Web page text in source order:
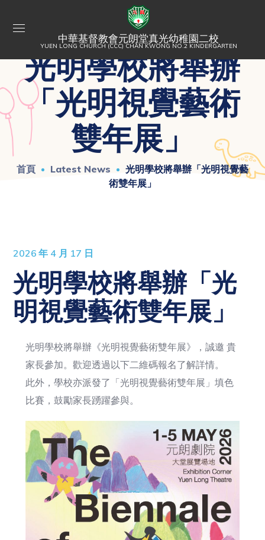
中華基督教會元朗堂真光幼稚園二校
YUEN LONG CHURCH (CCC) CHAN KWONG NO.2 KINDERGARTEN
光明學校將舉辦
「光明視覺藝術
雙年展」
首頁 Latest News
光明學校將舉辦「光明視覺藝
術雙年展」
2026 年 4 月 17 日
光明學校將舉辦「光
明視覺藝術雙年展」
光明學校將舉辦《光明視覺藝術雙年展》，誠邀 貴
家長參加。歡迎透過以下二維碼報名了解詳情。
此外，學校亦派發了「光明視覺藝術雙年展」填色
比賽，鼓勵家長踴躍參與。